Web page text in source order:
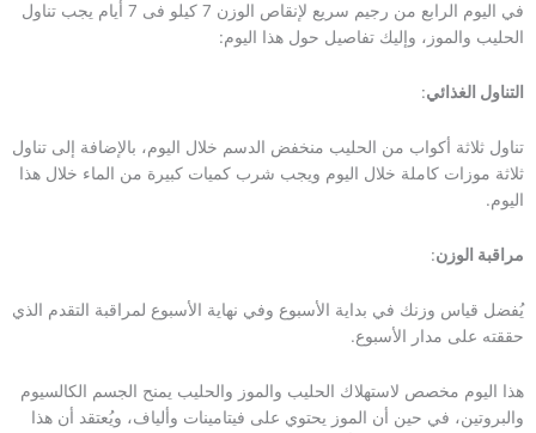
في اليوم الرابع من رجيم سريع لإنقاص الوزن 7 كيلو فى 7 أيام يجب تناول
الحليب والموز، وإليك تفاصيل حول هذا اليوم:
التناول الغذائي:
تناول ثلاثة أكواب من الحليب منخفض الدسم خلال اليوم، بالإضافة إلى تناول
ثلاثة موزات كاملة خلال اليوم ويجب شرب كميات كبيرة من الماء خلال هذا
اليوم.
مراقبة الوزن:
يُفضل قياس وزنك في بداية الأسبوع وفي نهاية الأسبوع لمراقبة التقدم الذي
حققته على مدار الأسبوع.
هذا اليوم مخصص لاستهلاك الحليب والموز والحليب يمنح الجسم الكالسيوم
والبروتين، في حين أن الموز يحتوي على فيتامينات وألياف، ويُعتقد أن هذا